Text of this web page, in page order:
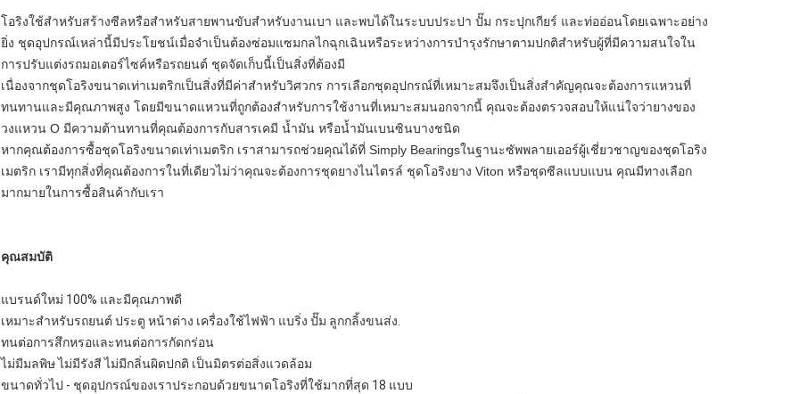
โอริงใช้สำหรับสร้างซีลหรือสำหรับสายพานขับสำหรับงานเบา และพบได้ในระบบประปา ปั๊ม กระปุกเกียร์ และท่ออ่อนโดยเฉพาะอย่าง
ยิ่ง ชุดอุปกรณ์เหล่านี้มีประโยชน์เมื่อจำเป็นต้องซ่อมแซมกลไกฉุกเฉินหรือระหว่างการบำรุงรักษาตามปกติสำหรับผู้ที่มีความสนใจใน
การปรับแต่งรถมอเตอร์ไซค์หรือรถยนต์ ชุดจัดเก็บนี้เป็นสิ่งที่ต้องมี
เนื่องจากชุดโอริงขนาดเท่าเมตริกเป็นสิ่งที่มีค่าสำหรับวิศวกร การเลือกชุดอุปกรณ์ที่เหมาะสมจึงเป็นสิ่งสำคัญคุณจะต้องการแหวนที่
ทนทานและมีคุณภาพสูง โดยมีขนาดแหวนที่ถูกต้องสำหรับการใช้งานที่เหมาะสมนอกจากนี้ คุณจะต้องตรวจสอบให้แน่ใจว่ายางของ
วงแหวน O มีความต้านทานที่คุณต้องการกับสารเคมี น้ำมัน หรือน้ำมันเบนซินบางชนิด
หากคุณต้องการซื้อชุดโอริงขนาดเท่าเมตริก เราสามารถช่วยคุณได้ที่ Simply Bearingsในฐานะซัพพลายเออร์ผู้เชี่ยวชาญของชุดโอริง
เมตริก เรามีทุกสิ่งที่คุณต้องการในที่เดียวไม่ว่าคุณจะต้องการชุดยางไนไตรล์ ชุดโอริงยาง Viton หรือชุดซีลแบบแบน คุณมีทางเลือก
มากมายในการซื้อสินค้ากับเรา
คุณสมบัติ
แบรนด์ใหม่ 100% และมีคุณภาพดี
เหมาะสำหรับรถยนต์ ประตู หน้าต่าง เครื่องใช้ไฟฟ้า แบริ่ง ปั๊ม ลูกกลิ้งขนส่ง.
ทนต่อการสึกหรอและทนต่อการกัดกร่อน
ไม่มีมลพิษ ไม่มีรังสี ไม่มีกลิ่นผิดปกติ เป็นมิตรต่อสิ่งแวดล้อม
ขนาดทั่วไป - ชุดอุปกรณ์ของเราประกอบด้วยขนาดโอริงที่ใช้มากที่สุด 18 แบบ